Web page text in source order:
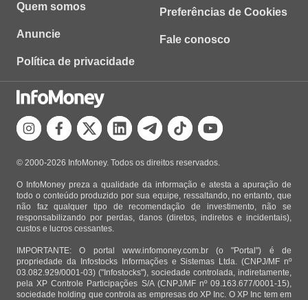
Quem somos
Anuncie
Política de privacidade
Preferências de Cookies
Fale conosco
© 2000-2026 InfoMoney. Todos os direitos reservados.
O InfoMoney preza a qualidade da informação e atesta a apuração de
todo o conteúdo produzido por sua equipe, ressaltando, no entanto, que
não faz qualquer tipo de recomendação de investimento, não se
responsabilizando por perdas, danos (diretos, indiretos e incidentais),
custos e lucros cessantes.
IMPORTANTE: O portal www.infomoney.com.br (o "Portal") é de
propriedade da Infostocks Informações e Sistemas Ltda. (CNPJ/MF nº
03.082.929/0001-03) ("Infostocks"), sociedade controlada, indiretamente,
pela XP Controle Participações S/A (CNPJ/MF nº 09.163.677/0001-15),
sociedade holding que controla as empresas do XP Inc. O XP Inc tem em